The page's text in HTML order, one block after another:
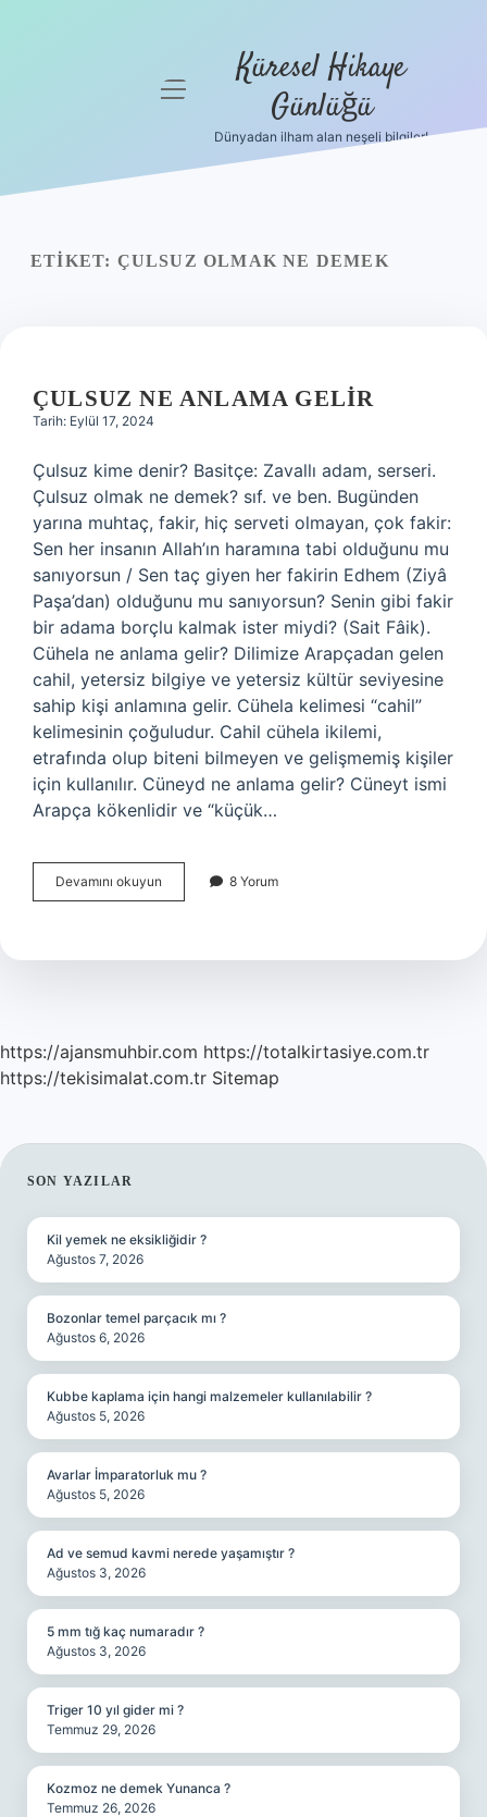
menüyü
Küresel Hikaye
Günlüğü
Dünyadan ilham alan neşeli bilgiler!
ETIKET: ÇULSUZ OLMAK NE DEMEK
ÇULSUZ NE ANLAMA GELIR
Tarih: Eylül 17, 2024
Çulsuz kime denir? Basitçe: Zavallı adam, serseri.
Çulsuz olmak ne demek? sıf. ve ben. Bugünden
yarına muhtaç, fakir, hiç serveti olmayan, çok fakir:
Sen her insanın Allah’ın haramına tabi olduğunu mu
sanıyorsun / Sen taç giyen her fakirin Edhem (Ziyâ
Paşa’dan) olduğunu mu sanıyorsun? Senin gibi fakir
bir adama borçlu kalmak ister miydi? (Sait Fâik).
Cühela ne anlama gelir? Dilimize Arapçadan gelen
cahil, yetersiz bilgiye ve yetersiz kültür seviyesine
sahip kişi anlamına gelir. Cühela kelimesi “cahil”
kelimesinin çoğuludur. Cahil cühela ikilemi,
etrafında olup biteni bilmeyen ve gelişmemiş kişiler
için kullanılır. Cüneyd ne anlama gelir? Cüneyt ismi
Arapça kökenlidir ve “küçük…
Devamını okuyun
Ne
8 Yorum
https://ajansmuhbir.com https://totalkirtasiye.com.tr
https://tekisimalat.com.tr Sitemap
SIDEBAR
SON YAZILAR
Kil yemek ne eksikliğidir ?
Ağustos 7, 2026
Bozonlar temel parçacık mı ?
Ağustos 6, 2026
Kubbe kaplama için hangi malzemeler kullanılabilir ?
Ağustos 5, 2026
Avarlar İmparatorluk mu ?
Ağustos 5, 2026
Ad ve semud kavmi nerede yaşamıştır ?
Ağustos 3, 2026
5 mm tığ kaç numaradır ?
Ağustos 3, 2026
Triger 10 yıl gider mi ?
Temmuz 29, 2026
Kozmoz ne demek Yunanca ?
Temmuz 26, 2026